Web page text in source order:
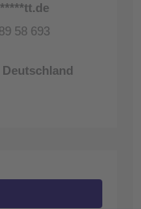
tt.de
58 693